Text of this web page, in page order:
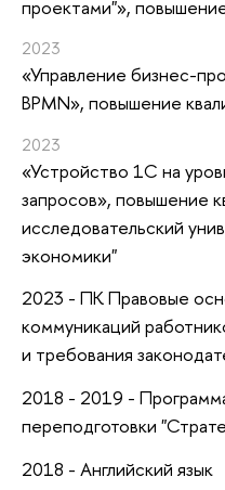
проектами"»,
2023
«Управление бизнес-
BPMN», повышение
2023
«Устройство 1С на
запросов», повышение
исследовательский
экономики"
2023 - ПК Правовые
коммуникаций
и требования
2018 - 2019 -
переподготовки
2018 - Английский язык